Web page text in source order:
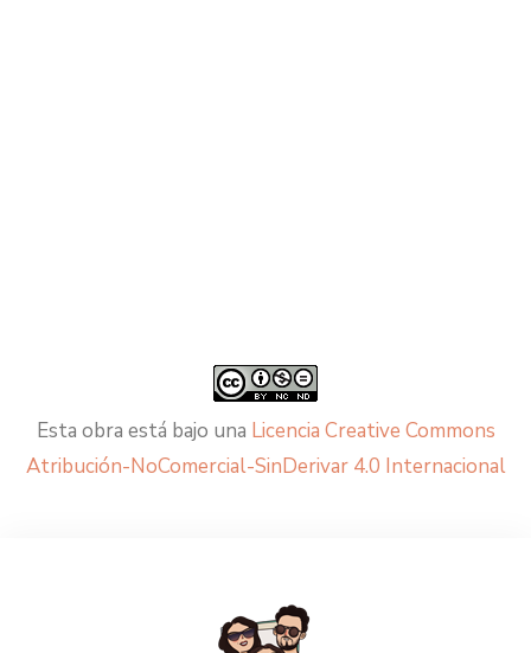
Esta obra está bajo una Licencia Creative Commons
Atribución-NoComercial-SinDerivar 4.0 Internacional